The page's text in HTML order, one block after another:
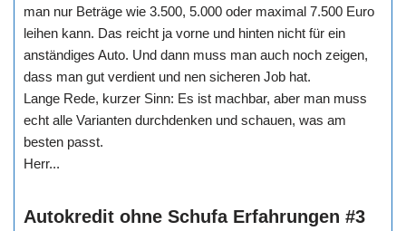
man nur Beträge wie 3.500, 5.000 oder maximal 7.500 Euro
leihen kann. Das reicht ja vorne und hinten nicht für ein
anständiges Auto. Und dann muss man auch noch zeigen,
dass man gut verdient und nen sicheren Job hat.
Lange Rede, kurzer Sinn: Es ist machbar, aber man muss
echt alle Varianten durchdenken und schauen, was am
besten passt.
Herr...
Autokredit ohne Schufa Erfahrungen #3